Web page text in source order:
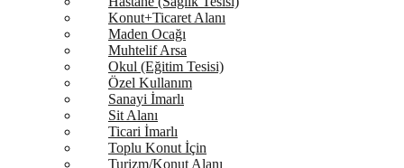
Konut+Ticaret Alanı
Maden Ocağı
Muhtelif Arsa
Okul (Eğitim Tesisi)
Özel Kullanım
Sanayi İmarlı
Sit Alanı
Ticari İmarlı
Toplu Konut İçin
Turizm/Konut Alanı